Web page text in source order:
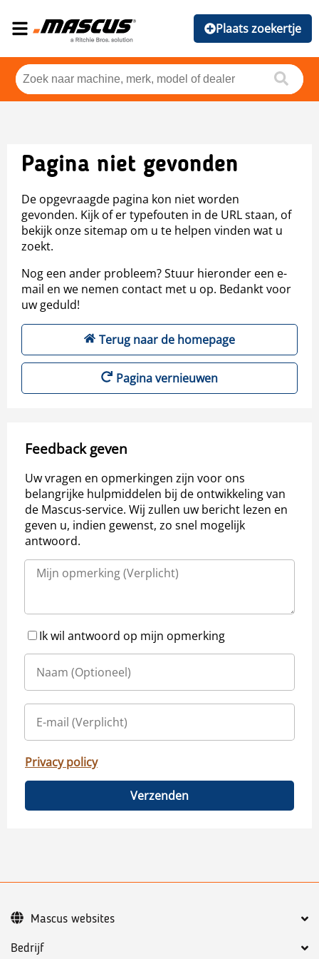
Plaats zoekertje
Pagina niet gevonden
De opgevraagde pagina kon niet worden
gevonden. Kijk of er typefouten in de URL staan, of
bekijk onze sitemap om u te helpen vinden wat u
zoekt.
Nog een ander probleem? Stuur hieronder een e-
mail en we nemen contact met u op. Bedankt voor
uw geduld!
Terug naar de homepage
Pagina vernieuwen
Feedback geven
Uw vragen en opmerkingen zijn voor ons
belangrijke hulpmiddelen bij de ontwikkeling van
de Mascus-service. Wij zullen uw bericht lezen en
geven u, indien gewenst, zo snel mogelijk
antwoord.
Ik wil antwoord op mijn opmerking
Privacy policy
Verzenden
Bedrijf
Mascus websites